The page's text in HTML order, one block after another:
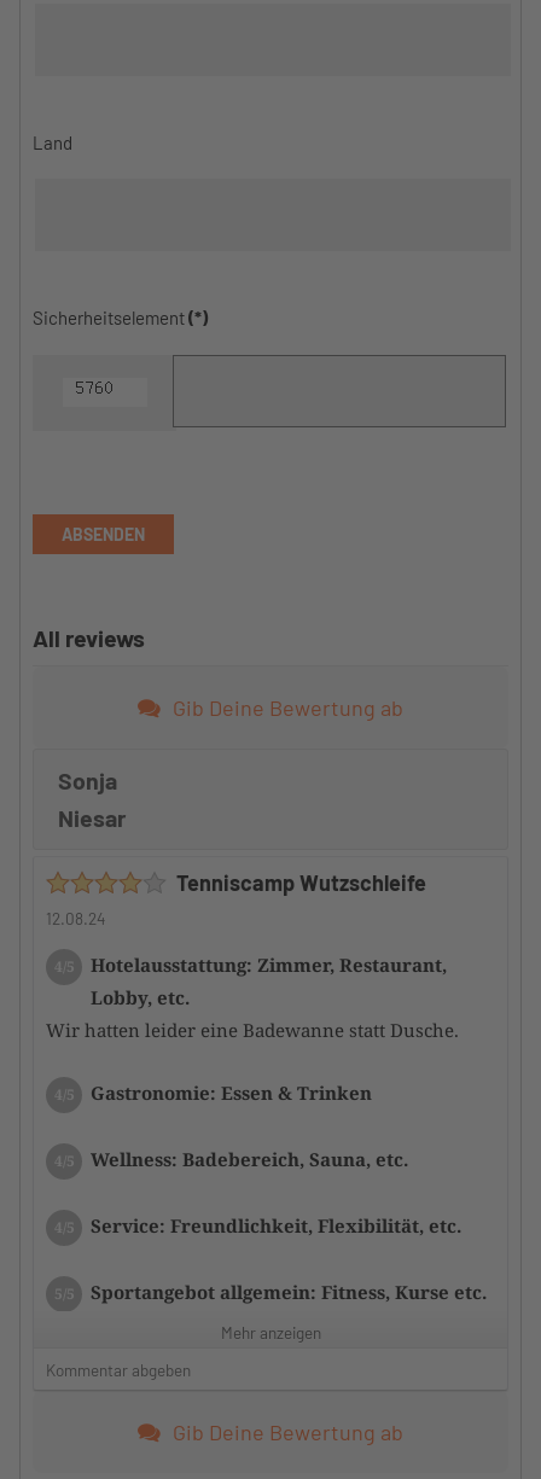
Land
Sicherheitselement(*)
ABSENDEN
All reviews
Gib Deine Bewertung ab
Sonja
Niesar
Tenniscamp Wutzschleife
12.08.24
4/5
Hotelausstattung: Zimmer, Restaurant,
Lobby, etc.
Wir hatten leider eine Badewanne statt Dusche.
4/5 Gastronomie: Essen & Trinken
4/5 Wellness: Badebereich, Sauna, etc.
4/5 Service: Freundlichkeit, Flexibilität, etc.
5/5 Sportangebot allgemein: Fitness, Kurse etc.
4/5 Zustand der Tennisplätze/Anlage
Zufriedenheit mit dem Tennistraining
Mehr anzeigen
Kommentar abgeben
Gib Deine Bewertung ab